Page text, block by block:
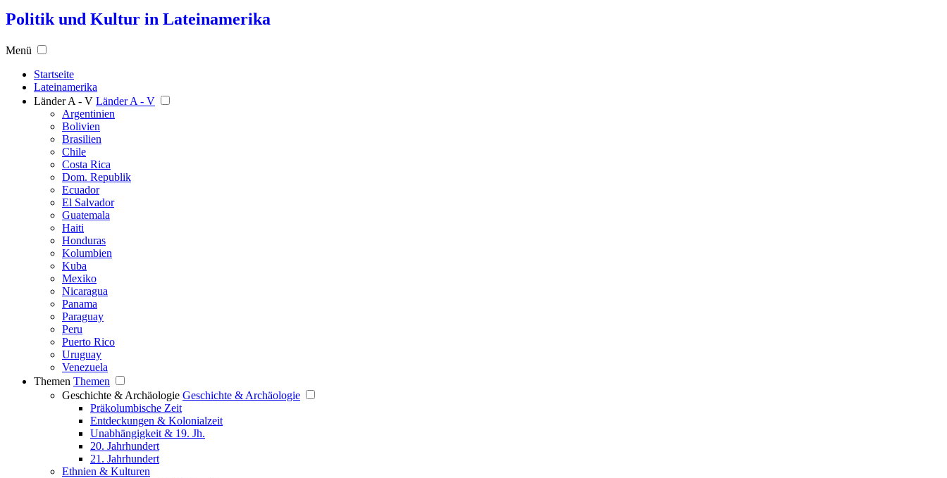
Politik und Kultur in Lateinamerika
Menü
Startseite
Lateinamerika
Länder A - V Länder A - V
Argentinien
Bolivien
Brasilien
Chile
Costa Rica
Dom. Republik
Ecuador
El Salvador
Guatemala
Haiti
Honduras
Kolumbien
Kuba
Mexiko
Nicaragua
Panama
Paraguay
Peru
Puerto Rico
Uruguay
Venezuela
Themen Themen
Geschichte & Archäologie Geschichte & Archäologie
Präkolumbische Zeit
Entdeckungen & Kolonialzeit
Unabhängigkeit & 19. Jh.
20. Jahrhundert
21. Jahrhundert
Ethnien & Kulturen